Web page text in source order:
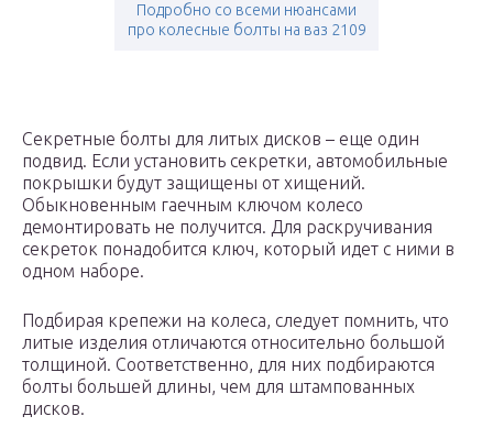
Подробно со всеми нюансами
про колесные болты на ваз 2109
Секретные болты для литых дисков – еще один
подвид. Если установить секретки, автомобильные
покрышки будут защищены от хищений.
Обыкновенным гаечным ключом колесо
демонтировать не получится. Для раскручивания
секреток понадобится ключ, который идет с ними в
одном наборе.
Подбирая крепежи на колеса, следует помнить, что
литые изделия отличаются относительно большой
толщиной. Соответственно, для них подбираются
болты большей длины, чем для штампованных
дисков.